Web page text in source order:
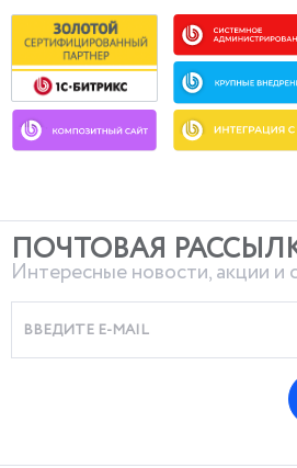
ПОЧТОВАЯ
Интересные новости, акции и